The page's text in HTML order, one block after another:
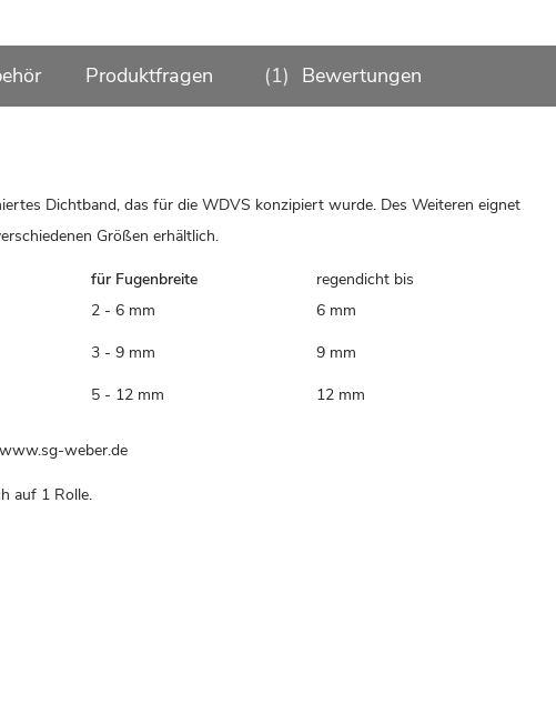
Produktfragen 1 Bewertungen
Dichtband, das für die WDVS konzipiert wurde. Des Weiteren eignet
Größen erhältlich.
für Fugenbreite
regendicht bis
2 - 6 mm
6 mm
3 - 9 mm
9 mm
5 - 12 mm 12 mm
weber.de
auf 1 Rolle.